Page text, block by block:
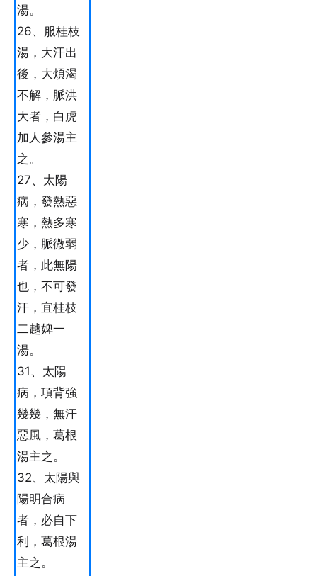
湯。
26、服桂枝
湯，大汗出
後，大煩渴
不解，脈洪
大者，白虎
加人參湯主
之。
27、太陽
病，發熱惡
寒，熱多寒
少，脈微弱
者，此無陽
也，不可發
汗，宜桂枝
二越婢一
湯。
31、太陽
病，項背強
幾幾，無汗
惡風，葛根
湯主之。
32、太陽與
陽明合病
者，必自下
利，葛根湯
主之。